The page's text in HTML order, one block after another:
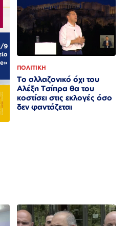
ΠΟΛΙΤΙΚΗ
Το αλλαζονικό όχι του
Αλέξη Τσίπρα θα του
κοστίσει στις εκλογές όσο
δεν φαντάζεται